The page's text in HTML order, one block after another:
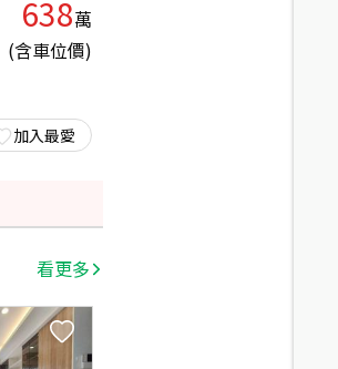
638萬
(含車位價)
加入最愛
看更多